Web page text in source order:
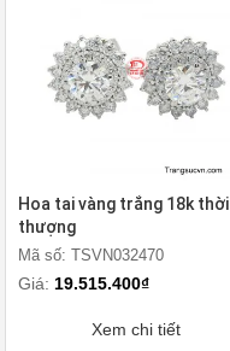
Hoa tai vàng trắng 18k thời
thượng
Mã số: TSVN032470
Giá: 19.515.400₫
Xem chi tiết